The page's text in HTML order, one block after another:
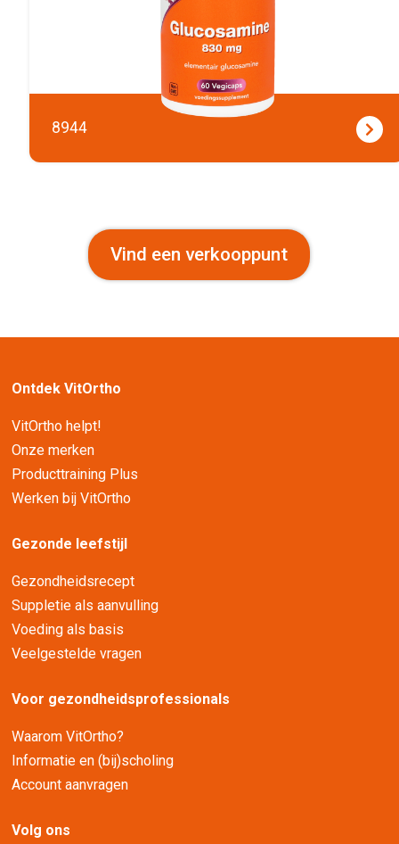
8944
Vind een verkooppunt
Ontdek VitOrtho
VitOrtho helpt!
Onze merken
Producttraining Plus
Werken bij VitOrtho
Gezonde leefstijl
Gezondheidsrecept
Suppletie als aanvulling
Voeding als basis
Veelgestelde vragen
Voor gezondheidsprofessionals
Waarom VitOrtho?
Informatie en (bij)scholing
Account aanvragen
Volg ons